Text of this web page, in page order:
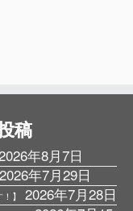
稿
年8月7日
2026年7月29日
】 2026年7月28日